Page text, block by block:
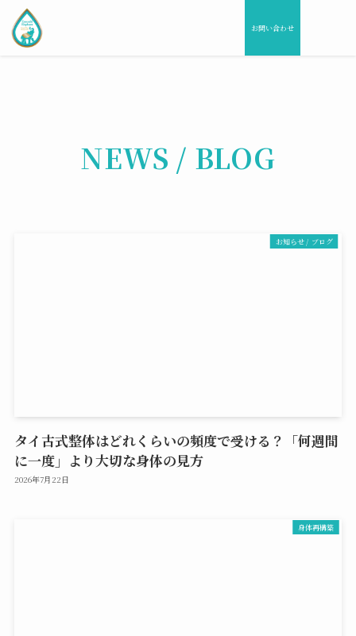
お問い合わせ
NEWS / BLOG
お知らせ / ブログ
タイ古式整体はどれくらいの頻度で受ける？「何週間
に一度」より大切な身体の見方
2026年7月22日
身体再構築